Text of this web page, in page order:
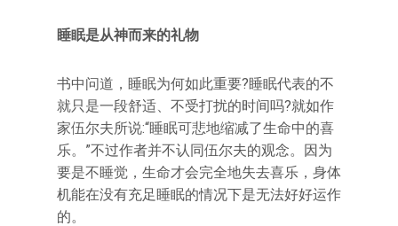
睡眠是从神而来的礼物
书中问道，睡眠为何如此重要?睡眠代表的不
就只是一段舒适、不受打扰的时间吗?就如作
家伍尔夫所说:“睡眠可悲地缩减了生命中的喜
乐。”不过作者并不认同伍尔夫的观念。因为
要是不睡觉，生命才会完全地失去喜乐，身体
机能在没有充足睡眠的情况下是无法好好运作
的。